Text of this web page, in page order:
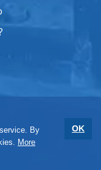
By
More
OK